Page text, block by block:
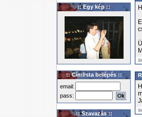
:: Egy kép ::
:: Címlista belépés ::
email:
pass:
:: Szavazás ::